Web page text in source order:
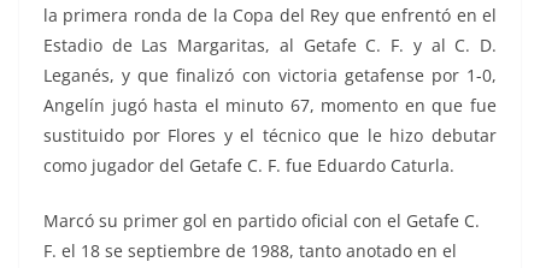
la primera ronda de la Copa del Rey que enfrentó en el
Estadio de Las Margaritas, al Getafe C. F. y al C. D.
Leganés, y que finalizó con victoria getafense por 1-0,
Angelín jugó hasta el minuto 67, momento en que fue
sustituido por Flores y el técnico que le hizo debutar
como jugador del Getafe C. F. fue Eduardo Caturla.
Marcó su primer gol en partido oficial con el Getafe C.
F. el 18 se septiembre de 1988, tanto anotado en el